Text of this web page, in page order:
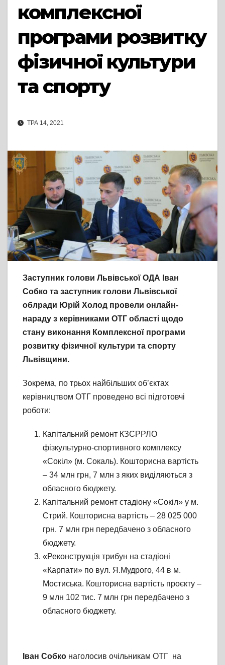
комплексної
програми розвитку
фізичної культури
та спорту
ТРА 14, 2021
Заступник голови Львівської ОДА Іван
Собко та заступник голови Львівської
облради Юрій Холод провели онлайн-
нараду з керівниками ОТГ області щодо
стану виконання Комплексної програми
розвитку фізичної культури та спорту
Львівщини.
Зокрема, по трьох найбільших об’єктах
керівництвом ОТГ проведено всі підготовчі
роботи:
Капітальний ремонт КЗСРРЛО
фізкультурно-спортивного комплексу
«Сокіл» (м. Сокаль). Кошторисна вартість
– 34 млн грн, 7 млн з яких виділяються з
обласного бюджету.
Капітальний ремонт стадіону «Сокіл» у м.
Стрий. Кошторисна вартість – 28 025 000
грн. 7 млн грн передбачено з обласного
бюджету.
«Реконструкція трибун на стадіоні
«Карпати» по вул. Я.Мудрого, 44 в м.
Мостиська. Кошторисна вартість проєкту –
9 млн 102 тис. 7 млн грн передбачено з
обласного бюджету.
Іван Собко наголосив очільникам ОТГ на